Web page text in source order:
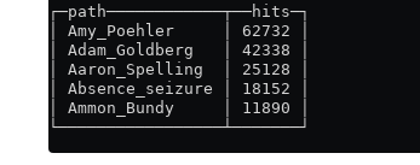
┌─path────────────┬──hits─┐
│ Amy_Poehler     │ 62732 │
│ Adam_Goldberg   │ 42338 │
│ Aaron_Spelling  │ 25128 │
│ Absence_seizure │ 18152 │
│ Ammon_Bundy     │ 11890 │
└─────────────────┴───────┘